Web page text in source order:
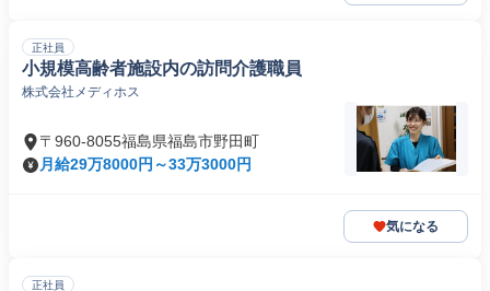
正社員
小規模高齢者施設内の訪問介護職員
株式会社メディホス
〒960-8055福島県福島市野田町
月給29万8000円～33万3000円
気になる
正社員